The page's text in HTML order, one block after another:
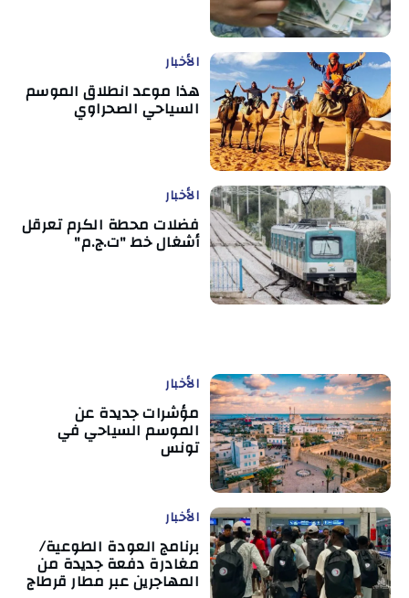
الأخبار
هذا موعد انطلاق الموسم
السياحي الصحراوي
الأخبار
فضلات محطة الكرم تعرقل
أشغال خط "ت.ج.م"
الأخبار
مؤشرات جديدة عن
الموسم السياحي في
تونس
الأخبار
برنامج العودة الطوعية/
مغادرة دفعة جديدة من
المهاجرين عبر مطار قرطاج